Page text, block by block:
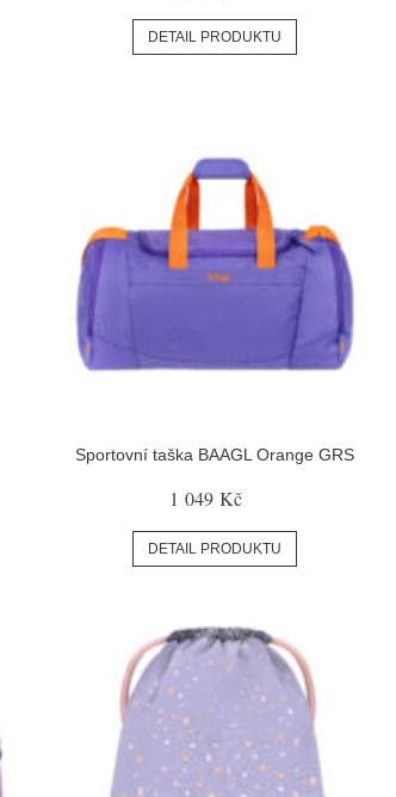
DETAIL PRODUKTU
Sportovní taška BAAGL Orange GRS
1 049 Kč
DETAIL PRODUKTU